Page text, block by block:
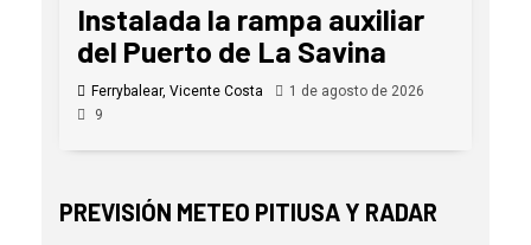
Instalada la rampa auxiliar
del Puerto de La Savina
Ferrybalear, Vicente Costa
1 de agosto de 2026
9
PREVISIÓN METEO PITIUSA Y RADAR